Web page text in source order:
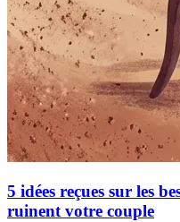
5 idées reçues sur les
ruinent votre couple